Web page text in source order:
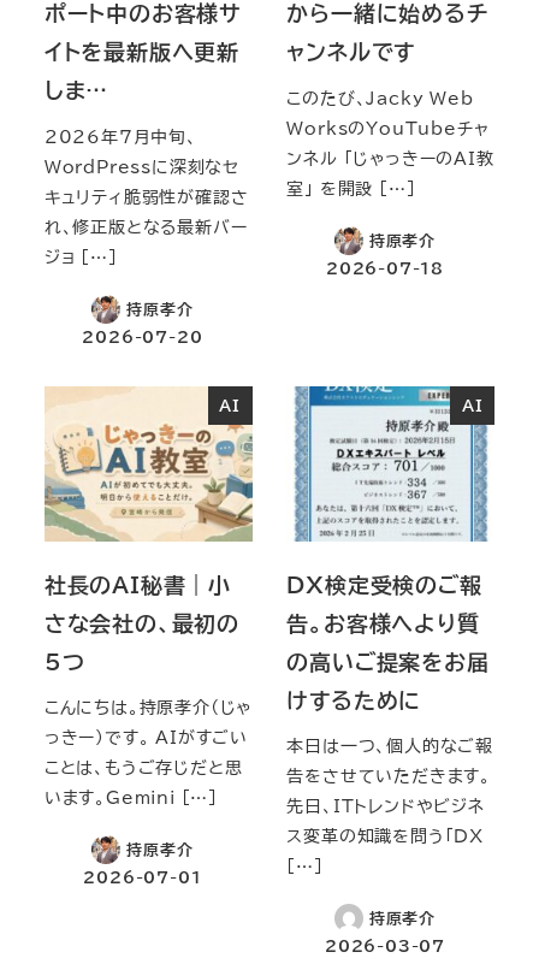
ポート中のお客様サ
イトを最新版へ更新
しま…
2026年7月中旬、
WordPressに深刻なセ
キュリティ脆弱性が確認さ
れ、修正版となる最新バー
ジョ […]
持原孝介
2026-07-20
から一緒に始めるチ
ャンネルです
このたび、Jacky Web
WorksのYouTubeチャ
ンネル 「じゃっきーのAI教
室」 を開設 […]
持原孝介
2026-07-18
AI
社長のAI秘書｜小
さな会社の、最初の
5つ
こんにちは。持原孝介（じゃ
っきー）です。 AIがすごい
ことは、もうご存じだと思
います。Gemini […]
持原孝介
2026-07-01
AI
DX検定受検のご報
告。お客様へより質
の高いご提案をお届
けするために
本日は一つ、個人的なご報
告をさせていただきます。
先日、ITトレンドやビジネ
ス変革の知識を問う「DX
[…]
持原孝介
2026-03-07